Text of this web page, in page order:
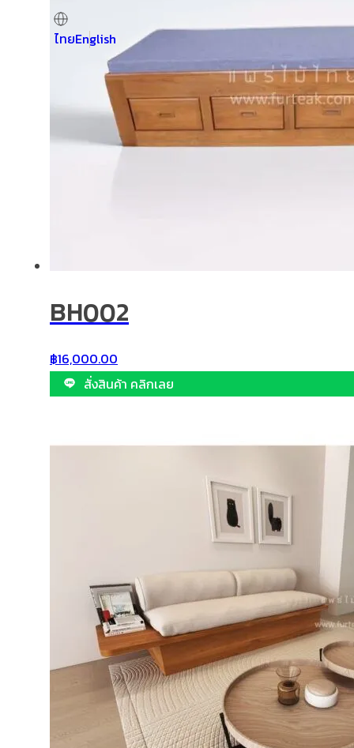
English
ไทย
BH002
฿16,000.00
สั่งสินค้า คลิกเลย